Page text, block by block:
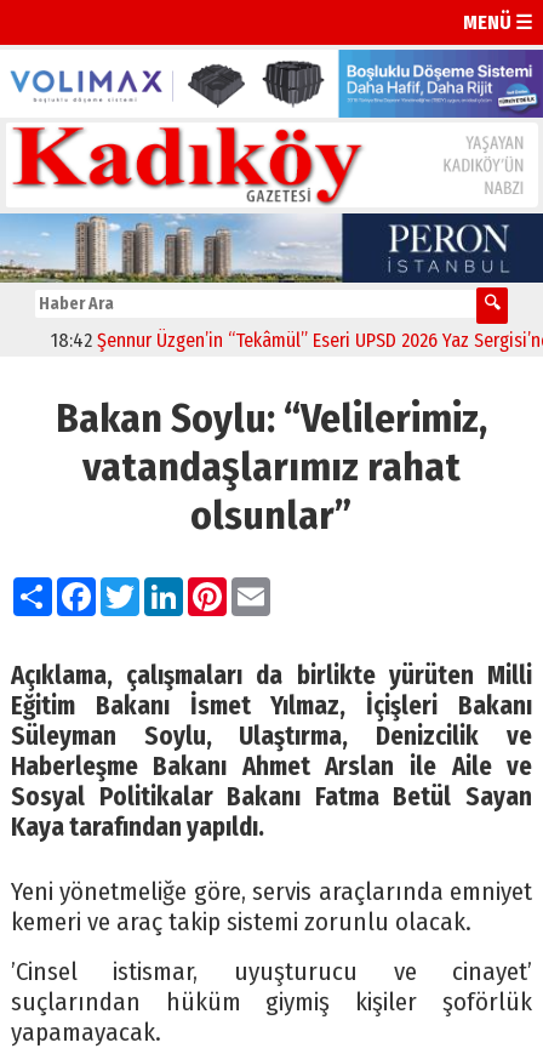
MENÜ ☰
18:42 Şennur Üzgen’in “Tekâmül” Eseri UPSD 2026 Yaz
Bakan Soylu: “Velilerimiz,
vatandaşlarımız rahat
olsunlar”
PaylaşFacebook
TwitterLinkedIn
Pinterest
Email
Açıklama, çalışmaları da birlikte yürüten Milli
Eğitim Bakanı İsmet Yılmaz, İçişleri Bakanı
Süleyman Soylu, Ulaştırma, Denizcilik ve
Haberleşme Bakanı Ahmet Arslan ile Aile ve
Sosyal Politikalar Bakanı Fatma Betül Sayan
Kaya tarafından yapıldı.
Yeni yönetmeliğe göre, servis araçlarında emniyet
kemeri ve araç takip sistemi zorunlu olacak.
’Cinsel istismar, uyuşturucu ve cinayet’
suçlarından hüküm giymiş kişiler şoförlük
yapamayacak.